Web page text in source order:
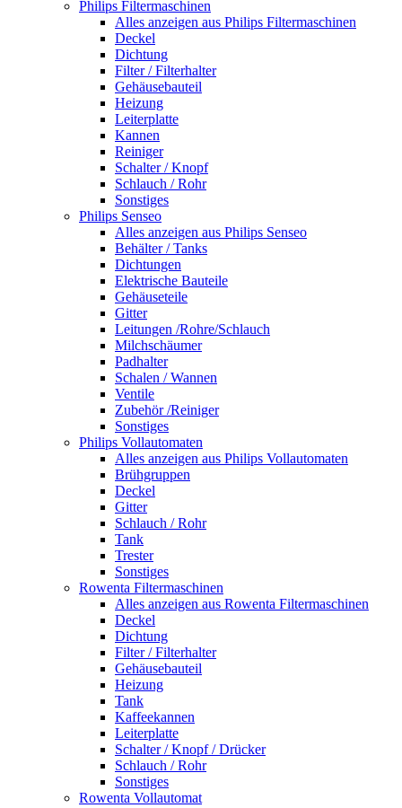
Philips Filtermaschinen
Alles anzeigen aus Philips Filtermaschinen
Deckel
Dichtung
Filter / Filterhalter
Gehäusebauteil
Heizung
Leiterplatte
Kannen
Reiniger
Schalter / Knopf
Schlauch / Rohr
Sonstiges
Philips Senseo
Alles anzeigen aus Philips Senseo
Behälter / Tanks
Dichtungen
Elektrische Bauteile
Gehäuseteile
Gitter
Leitungen /Rohre/Schlauch
Milchschäumer
Padhalter
Schalen / Wannen
Ventile
Zubehör /Reiniger
Sonstiges
Philips Vollautomaten
Alles anzeigen aus Philips Vollautomaten
Brühgruppen
Deckel
Gitter
Schlauch / Rohr
Tank
Trester
Sonstiges
Rowenta Filtermaschinen
Alles anzeigen aus Rowenta Filtermaschinen
Deckel
Dichtung
Filter / Filterhalter
Gehäusebauteil
Heizung
Tank
Kaffeekannen
Leiterplatte
Schalter / Knopf / Drücker
Schlauch / Rohr
Sonstiges
Rowenta Vollautomat